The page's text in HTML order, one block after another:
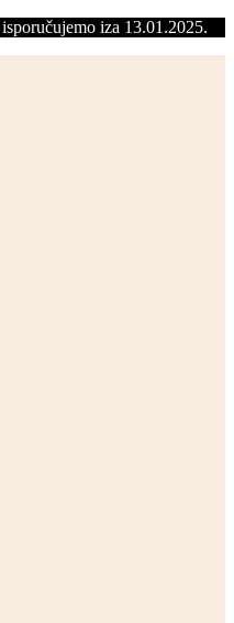
iza 13.01.2025.